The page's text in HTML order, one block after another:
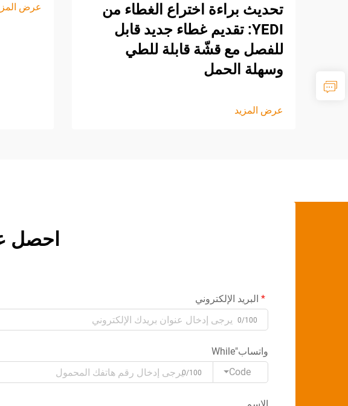
تحديث براءة اختراع الغطاء من
YEDI: تقديم غطاء جديد قابل
للفصل مع قشّة قابلة للطي
وسهلة الحمل
عرض المزيد
عرض
احصل
البريد الإلكتروني
0/100
واتساب"While
Code
0/100